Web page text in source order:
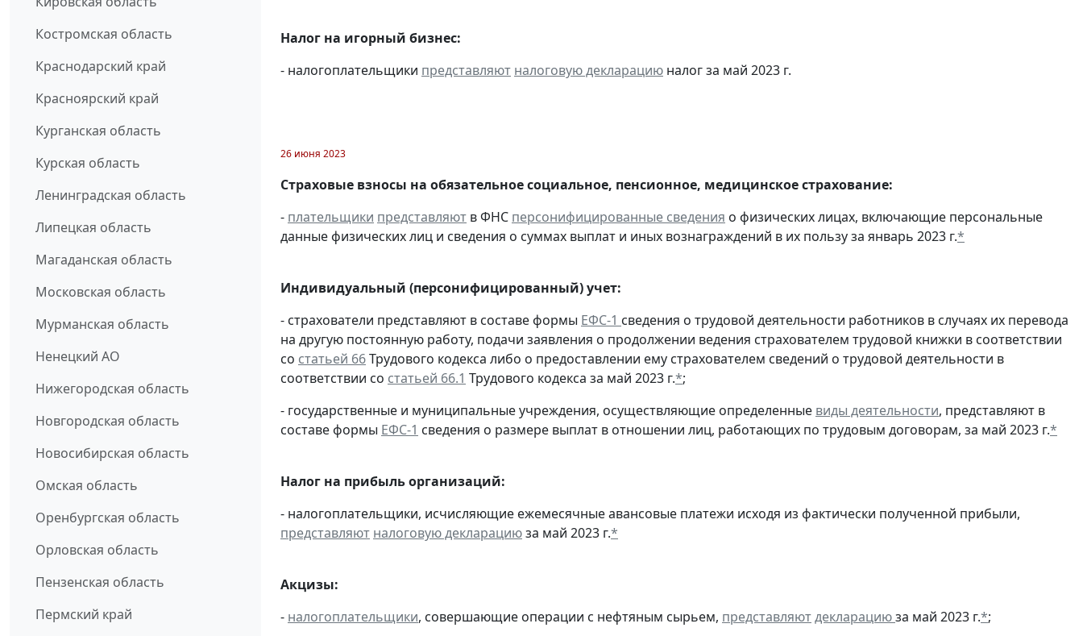
Костромская область
Краснодарский край
Красноярский край
Курганская область
Курская область
Ленинградская область
Липецкая область
Магаданская область
Московская область
Мурманская область
Ненецкий АО
Нижегородская область
Новгородская область
Новосибирская область
Омская область
Оренбургская область
Орловская область
Пензенская область
Пермский край
Налог на игорный бизнес:
- налогоплательщики представляют налоговую декларацию налог за май 2023 г.
26 июня 2023
Страховые взносы на обязательное социальное, пенсионное, медицинское страхование:
- плательщики представляют в ФНС персонифицированные сведения о физических лицах, включающие персональные
данные физических лиц и сведения о суммах выплат и иных вознаграждений в их пользу за январь 2023 г.*
Индивидуальный (персонифицированный) учет:
- страхователи представляют в составе формы ЕФС-1 сведения о трудовой деятельности работников в случаях их перевода
на другую постоянную работу, подачи заявления о продолжении ведения страхователем трудовой книжки в соответствии
со статьей 66Трудового кодекса либо о предоставлении ему страхователем сведений о трудовой деятельности в
соответствии со статьей 66.1 Трудового кодекса за май 2023 г.*;
- государственные и муниципальные учреждения, осуществляющие определенные виды деятельности, представляют в
составе формы ЕФС-1 сведения о размере выплат в отношении лиц, работающих по трудовым договорам, за май 2023 г.*
Налог на прибыль организаций:
- налогоплательщики, исчисляющие ежемесячные авансовые платежи исходя из фактически полученной прибыли,
представляют налоговую декларациюза май 2023 г.*
Акцизы:
- налогоплательщики, совершающие операции с нефтяным сырьем, представляютдекларациюза май 2023 г.*;